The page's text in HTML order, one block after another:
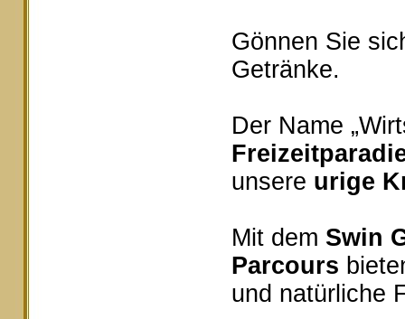
Gönnen Sie
Getränke.
Der Name
unsere urige
Mit dem Swin
Parcours
und natürliche